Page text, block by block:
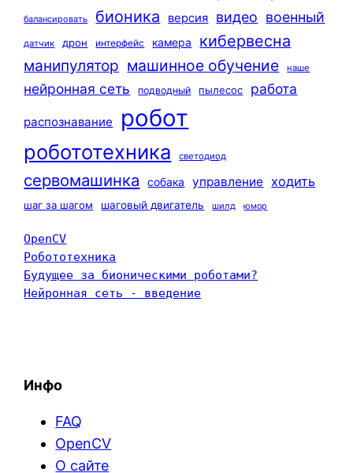
балансировать бионика версия видео военный
датчик дрон интерфейс камера кибервесна
манипулятор машинное обучение наше
нейронная сеть подводный пылесос работа
распознавание робот
робототехника светодиод
сервомашинка собака управление ходить
шаг за шагом шаговый двигатель шилд юмор
OpenCV
Робототехника
Будущее за бионическими роботами?
Нейронная сеть - введение
Инфо
FAQ
OpenCV
О сайте